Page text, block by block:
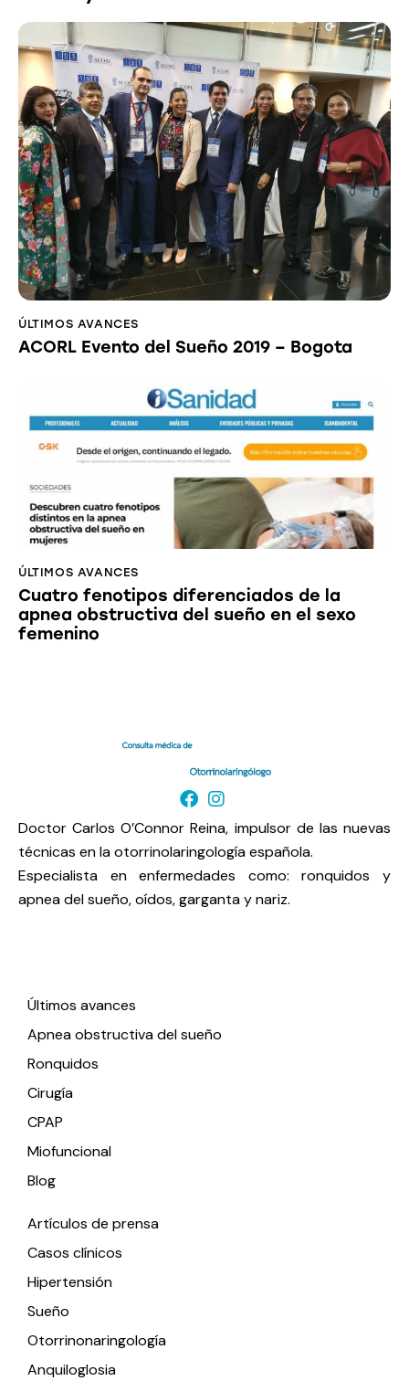
ÚLTIMOS AVANCES
ACORL Evento del Sueño 2019 – Bogota
ÚLTIMOS AVANCES
Cuatro fenotipos diferenciados de la
apnea obstructiva del sueño en el sexo
femenino
Doctor Carlos O’Connor Reina, impulsor de las nuevas
técnicas en la otorrinolaringología española.
Especialista en enfermedades como: ronquidos y
apnea del sueño, oídos, garganta y nariz.
Últimos avances
Apnea obstructiva del sueño
Ronquidos
Cirugía
CPAP
Miofuncional
Blog
Artículos de prensa
Casos clínicos
Hipertensión
Sueño
Otorrinonaringología
Anquiloglosia